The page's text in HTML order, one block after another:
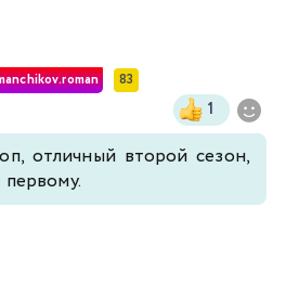
83
1
отличный второй сезон,
первому.